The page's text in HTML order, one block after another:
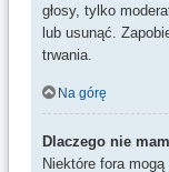
głosy, tylko
lub usunąć.
trwania.
Na górę
Dlaczego nie
Niektóre fora